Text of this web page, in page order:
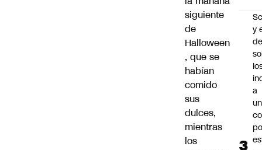
siguiente
de
Halloween
, que se
habían
comido
sus
dulces,
mientras
los
y
a